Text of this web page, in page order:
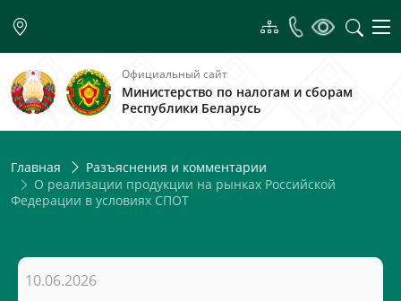
Официальный сайт
Министерство по налогам и сборам
Республики Беларусь
Главная
Разъяснения и комментарии
О реализации продукции на рынках Российской
Федерации в условиях СПОТ
10.06.2026